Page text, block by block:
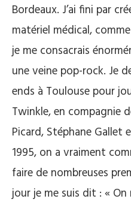
Bordeaux. J’ai fini par
matériel médical,
je me consacrais
une veine pop-rock. Je
ends à Toulouse pour
Twinkle, en compagnie
Picard, Stéphane Gallet
1995, on a vraiment
faire de nombreuses
jour je me suis dit : « On